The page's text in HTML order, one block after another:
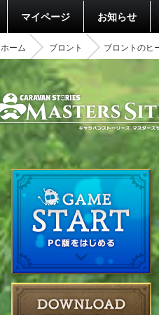
マイページ お知らせ
ホーム ブロント ブロントのヒ